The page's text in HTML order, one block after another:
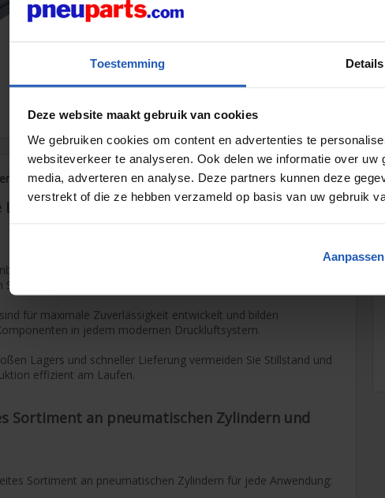
Toestemming Details
Deze website maakt gebruik van cookies
We gebruiken cookies om content en advertenties te
websiteverkeer te analyseren. Ook delen we informatie over
media, adverteren en analyse. Deze partners kunnen deze
verstrekt of die ze hebben verzameld op basis van uw gebruik
Aanpassen
und Antriebe
Luftzylinder für industrielle Leistung und
in der Automatisierung oder in der Instandhaltung bei
Sie hochwertige pneumatische Zylinder und Antriebe.
für maximale Zuverlässigkeit entwickelt und bilden
in jedem modernen Druckluftsystem.
Lagers und schneller Lieferung vermeiden Sie Stillstand und
effizient am Laufen.
Sortiment an pneumatischen Zylindern und
Sortiment an pneumatischen Zylindern für jede Anwendung: